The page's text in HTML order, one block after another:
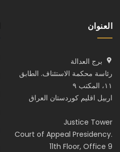
العنوان
برج العدالة
رئاسة محكمة الاستئناف. الطابق
١١، المكتب ٩
اربيل اقليم كوردستان العراق
Justice Tower
Court of Appeal Presidency.
11th Floor, Office 9